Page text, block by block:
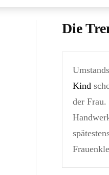
Die
Kind
der Frau.